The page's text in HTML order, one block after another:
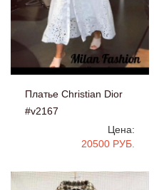
Платье Christian Dior
#v2167
Цена:
20500 РУБ.